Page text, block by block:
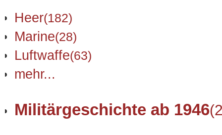
Heer(182)
Marine(28)
Luftwaffe(63)
mehr...
Militärgeschichte ab 1946